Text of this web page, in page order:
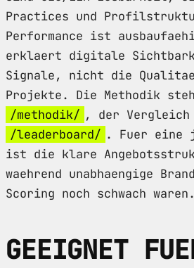
Practices und
Performance ist
erklaert digitale
Signale, nicht die
Projekte. Die Methodik
/methodik/ , der Vergleich
/leaderboard/ . Fuer eine
ist die klare
waehrend unabhaengige
Scoring noch schwach waren.
GEEIGNET